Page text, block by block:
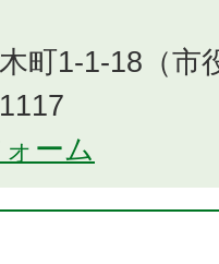
町1-1-18（市
ーム